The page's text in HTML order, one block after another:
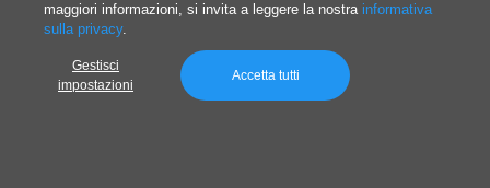
maggiori informazioni, si invita a leggere la nostra informativa
sulla privacy.
Gestisci
impostazioni
Accetta tutti